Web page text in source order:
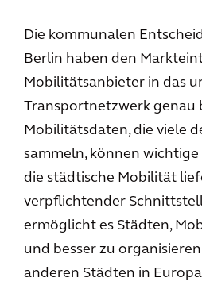
Die kommunalen
Berlin haben den
Mobilitätsanbieter in das
Transportnetzwerk genau
Mobilitätsdaten, die viele
sammeln, können
die städtische Mobilität
verpflichtender
ermöglicht es Städten,
und besser zu
anderen Städten in